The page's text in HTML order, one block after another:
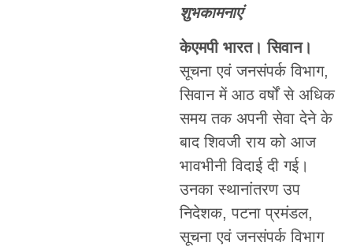
शुभकामनाएं
केएमपी भारत। सिवान।
सूचना एवं जनसंपर्क विभाग,
सिवान में आठ वर्षों से अधिक
समय तक अपनी सेवा देने के
बाद शिवजी राय को आज
भावभीनी विदाई दी गई।
उनका स्थानांतरण उप
निदेशक, पटना प्रमंडल,
सूचना एवं जनसंपर्क विभाग